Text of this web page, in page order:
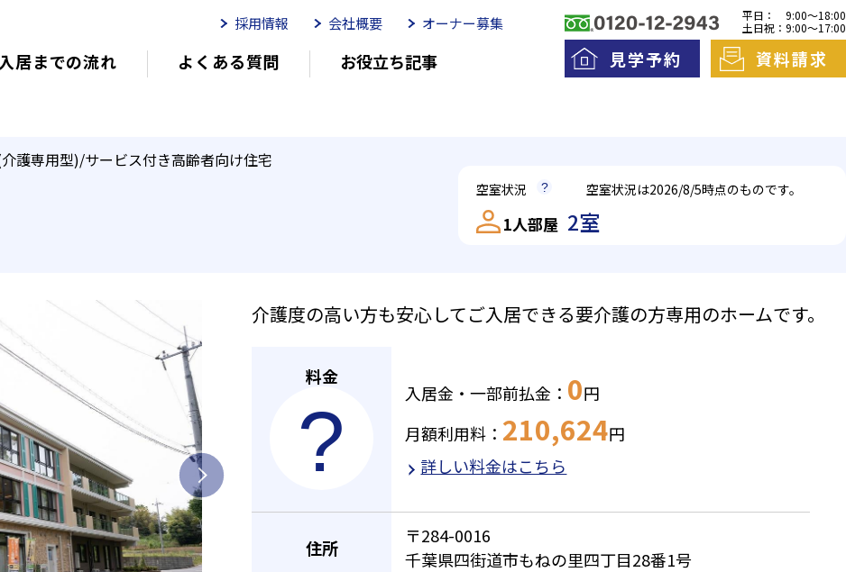
入居までの流れ よくある質問 お役立ち記事
介護費用とお金について
採用情報 会社概要 オーナー募集
平日：
土日祝：
9:00～18:00
9:00～17:00
見学予約 資料請求
護専用型)/サービス付き高齢者向け住宅
空室状況 空室状況は2026/8/5時点のものです。
1人部屋 2室
外観エントランス 防犯対策としてエントランスは施錠しており、インターホンで事務所
あるので雨の日も安心です。救急車両も止めやすくなっています。
エントラ
介護度の高い方も安心してご入居できる要介護の方専用のホームです。
料金
入居金・一部前払金： 0円
月額利用料： 210,624円
詳しい料金はこちら
住所
〒284-0016
千葉県四街道市もねの里四丁目28番1号